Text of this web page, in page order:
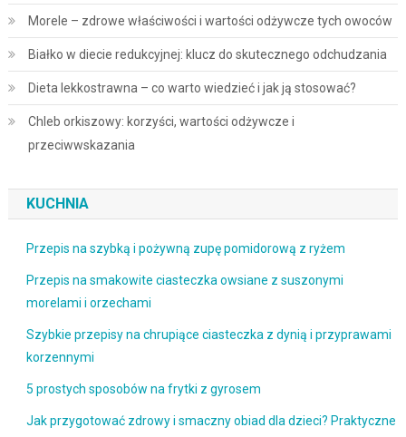
Morele – zdrowe właściwości i wartości odżywcze tych owoców
Białko w diecie redukcyjnej: klucz do skutecznego odchudzania
Dieta lekkostrawna – co warto wiedzieć i jak ją stosować?
Chleb orkiszowy: korzyści, wartości odżywcze i
przeciwwskazania
KUCHNIA
Przepis na szybką i pożywną zupę pomidorową z ryżem
Przepis na smakowite ciasteczka owsiane z suszonymi
morelami i orzechami
Szybkie przepisy na chrupiące ciasteczka z dynią i przyprawami
korzennymi
5 prostych sposobów na frytki z gyrosem
Jak przygotować zdrowy i smaczny obiad dla dzieci? Praktyczne